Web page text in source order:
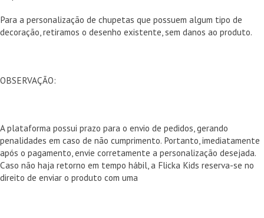
Para a personalização de chupetas que possuem algum tipo de
decoração, retiramos o desenho existente, sem danos ao produto.
OBSERVAÇÃO:
A plataforma possui prazo para o envio de pedidos, gerando
penalidades em caso de não cumprimento. Portanto, imediatamente
após o pagamento, envie corretamente a personalização desejada.
Caso não haja retorno em tempo hábil, a Flicka Kids reserva-se no
direito de enviar o produto com uma